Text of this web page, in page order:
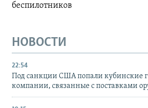
беспилотников
НОВОСТИ
22:54
Под санкции США попали кубинские
компании, связанные с поставками